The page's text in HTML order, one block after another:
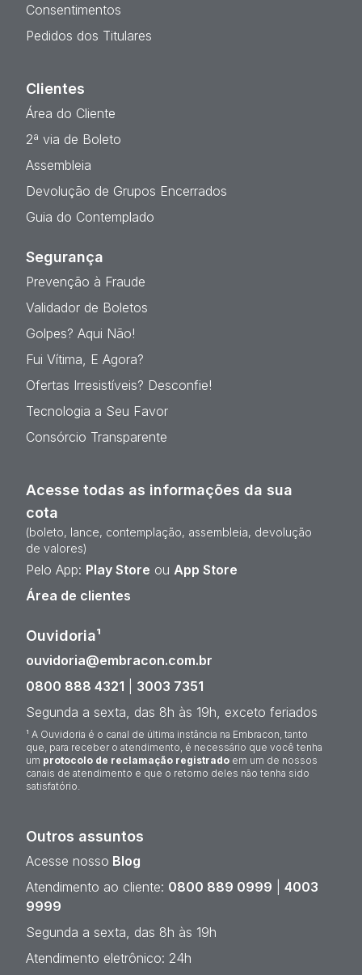
Consentimentos
Pedidos dos Titulares
Clientes
Área do Cliente
2ª via de Boleto
Assembleia
Devolução de Grupos Encerrados
Guia do Contemplado
Segurança
Prevenção à Fraude
Validador de Boletos
Golpes? Aqui Não!
Fui Vítima, E Agora?
Ofertas Irresistíveis? Desconfie!
Tecnologia a Seu Favor
Consórcio Transparente
Acesse todas as informações da sua
cota
(boleto, lance, contemplação, assembleia, devolução
de valores)
Pelo App: Play Store ou App Store
Área de clientes
Ouvidoria¹
ouvidoria@embracon.com.br
0800 888 4321
3003 7351
Segunda a sexta, das 8h às 19h, exceto feriados
¹ A Ouvidoria é o canal de última instância na Embracon, tanto
que, para receber o atendimento, é necessário que você tenha
um protocolo de reclamação registrado em um de nossos
canais de atendimento e que o retorno deles não tenha sido
satisfatório.
Outros assuntos
Acesse nosso Blog
Atendimento ao cliente: 0800 889 0999
4003
9999
Segunda a sexta, das 8h às 19h
Atendimento eletrônico: 24h